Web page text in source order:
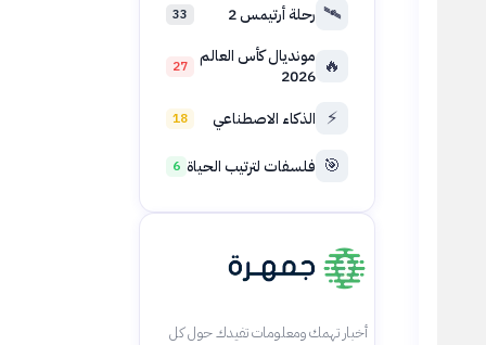
🛰️ رحلة أرتيمس 2 33
🔥 مونديال كأس العالم
2026
27
⚡ الذكاء الاصطناعي 18
🎯 فلسفات لترتيب الحياة 6
أخبار تهمك ومعلومات تفيدك حول كل